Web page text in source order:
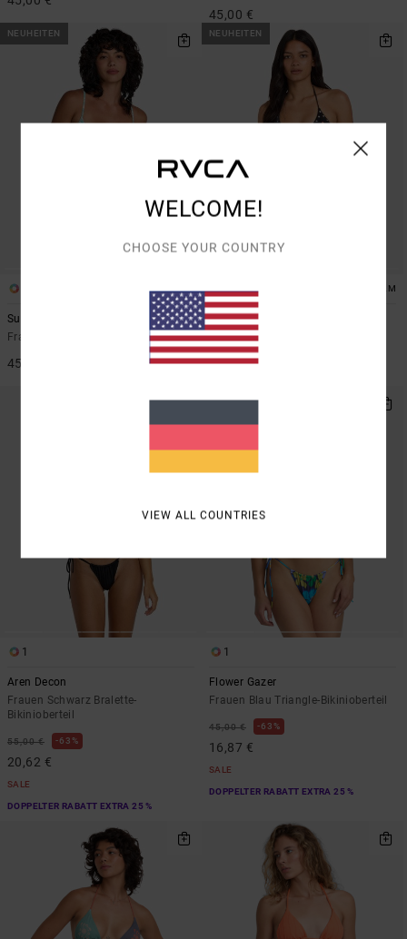
45,00 €
NEUHEITEN
Sun Tides 90S
Frauen Blau Bikinitop mit Bügeln
45,00 €
NEUHEITEN
1 ARTIST NETWORK PROGRAM
Dani Miller Halter
Frauen Schwarz Triangle-
Bikinioberteil
1
Aren Decon
Frauen Schwarz Bralette-
Bikinioberteil
55,00 € 63%
20,62 €
SALE
DOPPELTER RABATT EXTRA 25 %
1
Flower Gazer
Frauen Blau Triangle-Bikinioberteil
45,00 € 63%
16,87 €
SALE
DOPPELTER RABATT EXTRA 25 %
WELCOME!
CHOOSE YOUR COUNTRY
VIEW ALL COUNTRIES